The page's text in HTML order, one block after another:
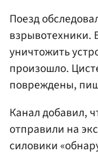
Поезд
взрывотехники.
уничтожить
произошло.
повреждены,
Канал добавил,
отправили на
силовики